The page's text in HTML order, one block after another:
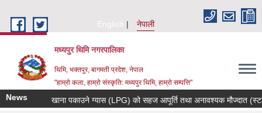
English
नेपाली
मध्यपुर थिमि नगरपालिका
थिमि, भक्तपुर, बागमती प्रदेश, नेपाल
"हाम्रो कला, हाम्रो संस्कृति: मध्यपुर थिमि, हाम्रो सम्पत्ति"
News खाना पकाउने ग्यास (LPG) को सहज आपूर्ति तथा अनावश्यक मौज्दात